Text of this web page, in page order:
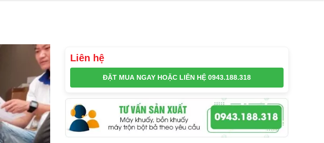
Liên hệ
ĐẶT MUA NGAY HOẶC LIÊN HỆ 0943.188.318